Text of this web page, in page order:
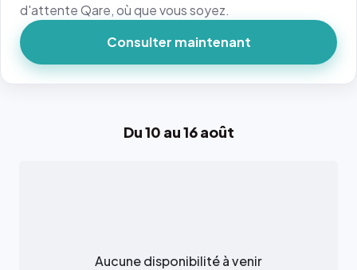
Du 10 au 16 août
Aucune disponibilité à venir
d'attente Qare, où que vous soyez.
Consulter maintenant